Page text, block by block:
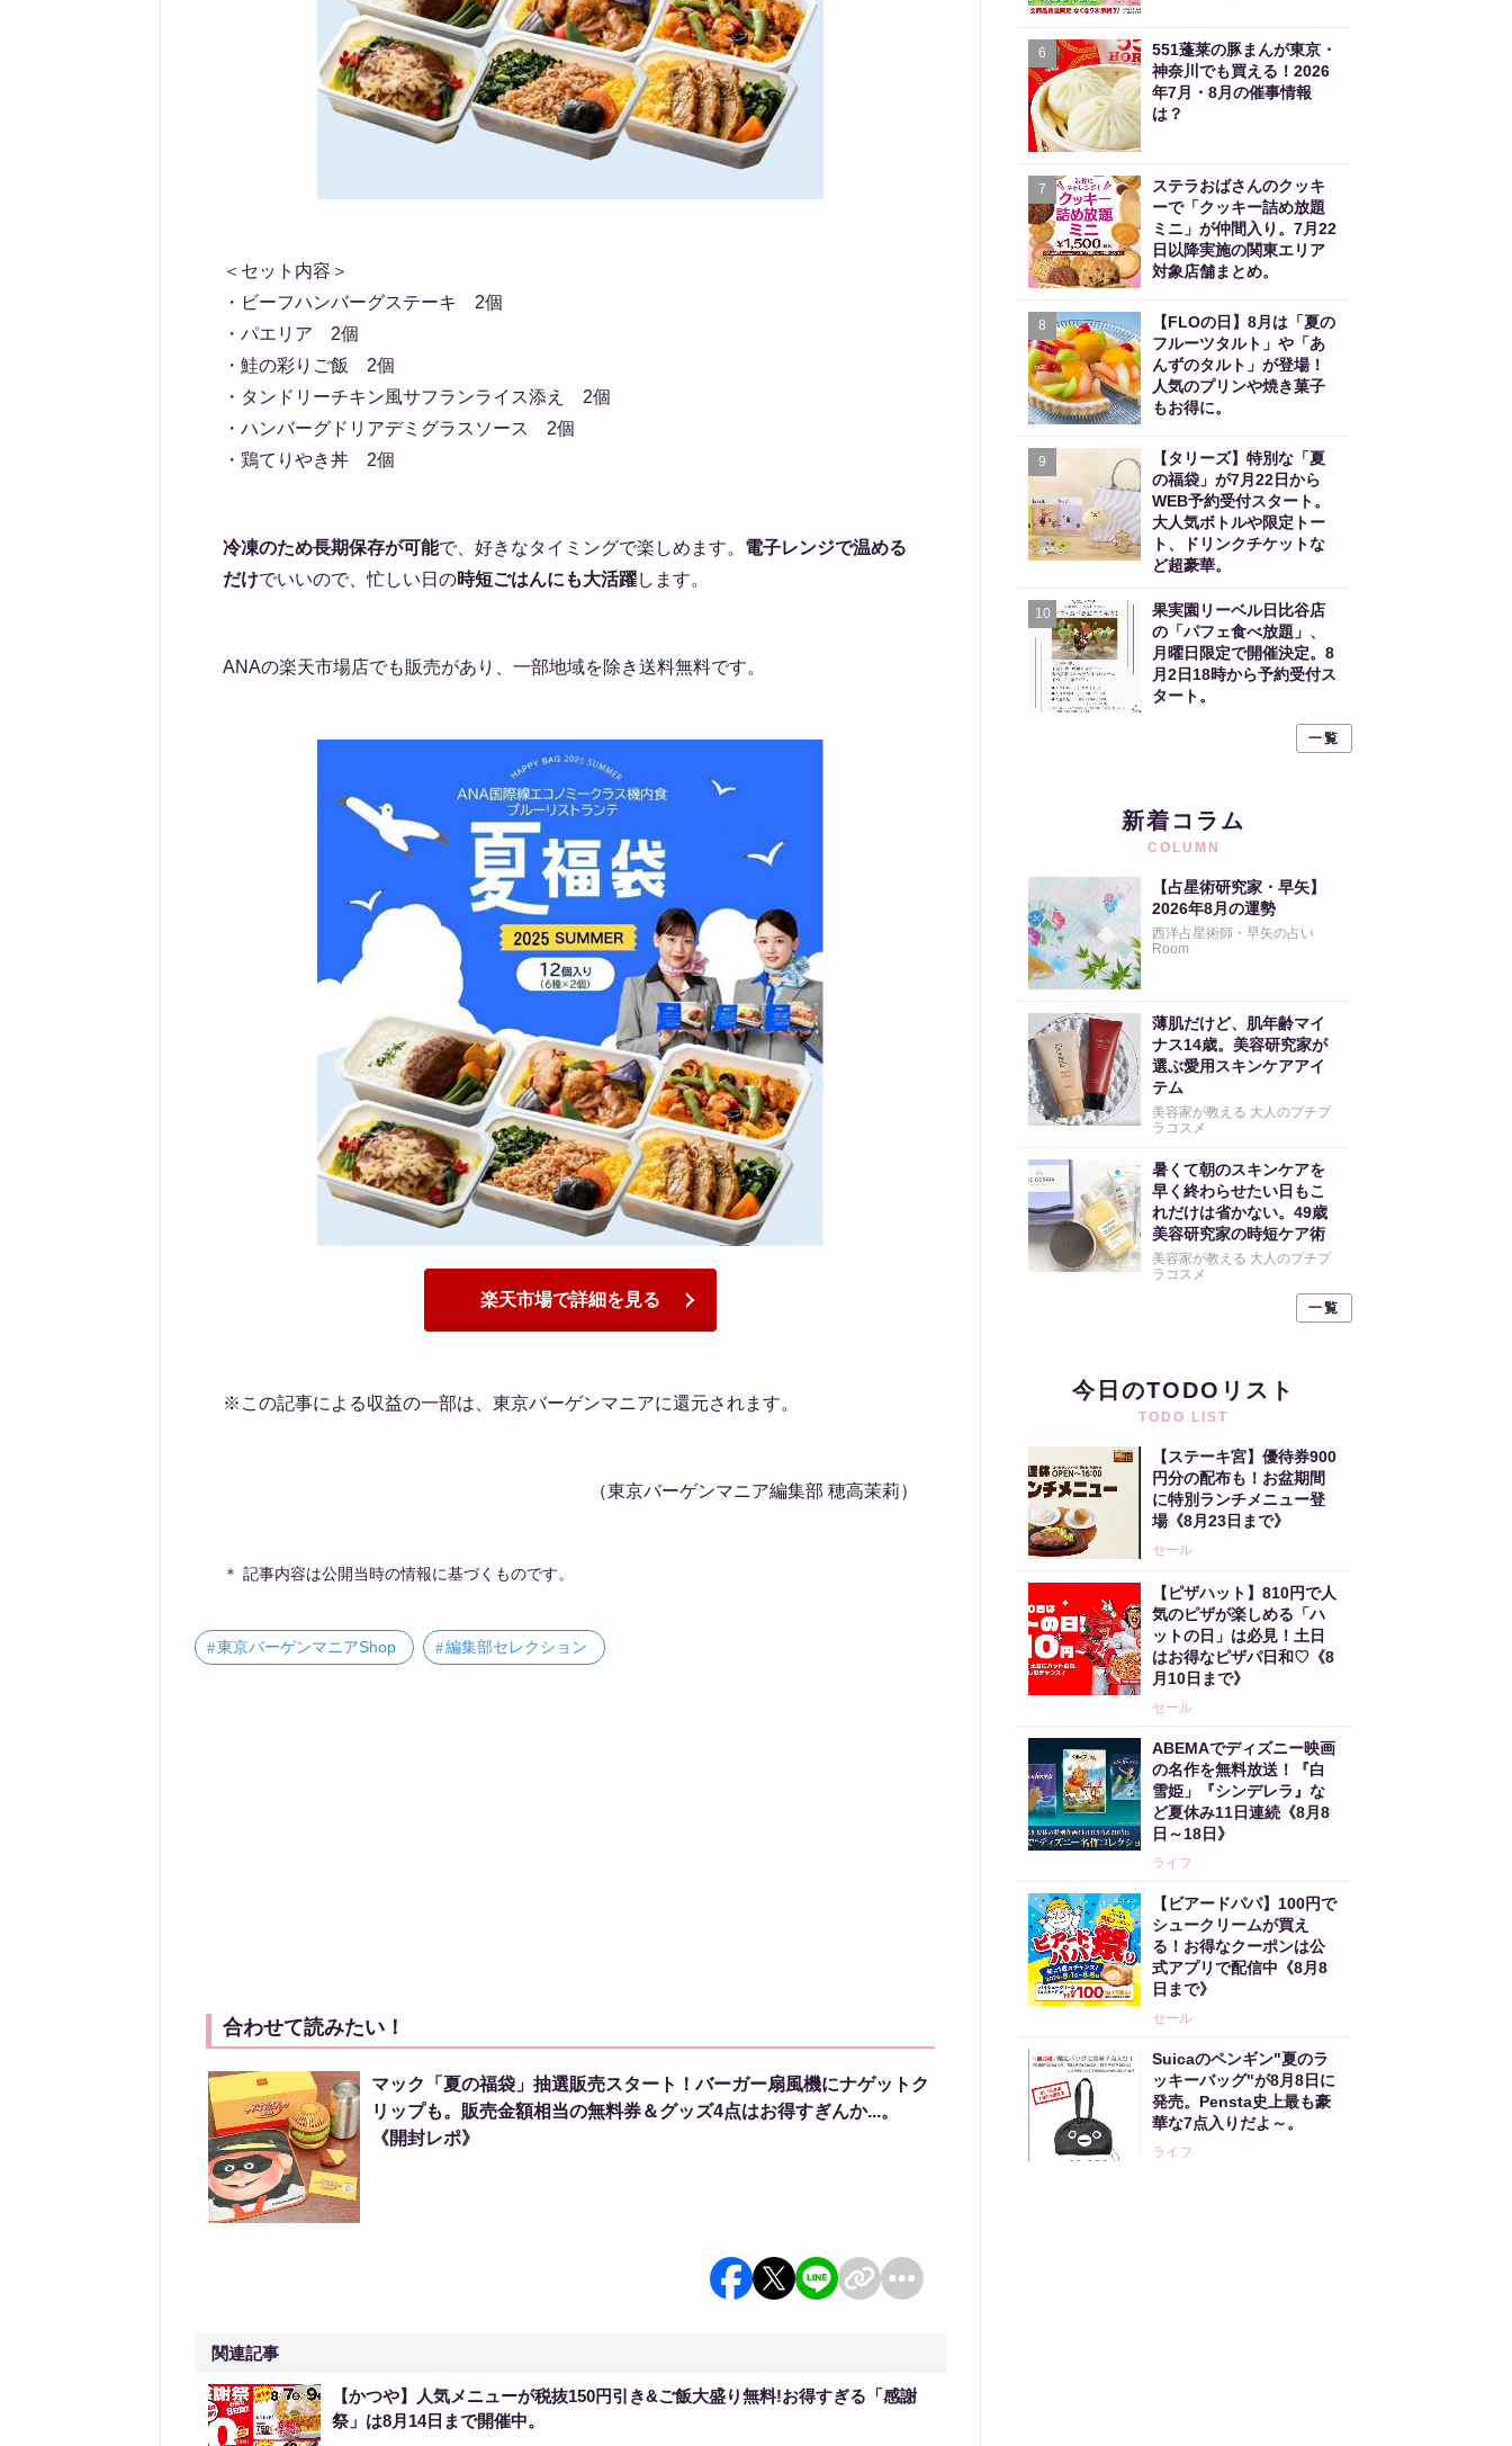
＜セット内容＞
・ビーフハンバーグステーキ 2個
・パエリア 2個
・鮭の彩りご飯 2個
・タンドリーチキン風サフランライス添え 2個
・ハンバーグドリアデミグラスソース 2個
・鶏てりやき丼 2個
冷凍のため長期保存が可能で、好きなタイミングで楽しめます。 電子レンジで温める
だけでいいので、忙しい日の時短ごはんにも大活躍します。
ANAの楽天市場店でも販売があり、一部地域を除き送料無料です。
楽天市場で詳細を見る
※この記事による収益の一部は、東京バーゲンマニアに還元されます。
（東京バーゲンマニア編集部 穂高茉莉）
＊ 記事内容は公開当時の情報に基づくものです。
東京バーゲンマニアShop 編集部セレクション
合わせて読みたい！
マック「夏の福袋」抽選販売スタート！バーガー扇風機にナゲットク
リップも。販売金額相当の無料券＆グッズ4点はお得すぎんか...。
《開封レポ》
関連記事
【かつや】人気メニューが税抜150円引き&ご飯大盛り無料!お得すぎる「感謝
祭」は8月14日まで開催中。
6
551蓬莱の豚まんが東京・
神奈川でも買える！2026
年7月・8月の催事情報
は？
7
ステラおばさんのクッキ
ーで「クッキー詰め放題
ミニ」が仲間入り。7月22
日以降実施の関東エリア
対象店舗まとめ。
8
【FLOの日】8月は「夏の
フルーツタルト」や「あ
んずのタルト」が登場！
人気のプリンや焼き菓子
もお得に。
9
【タリーズ】特別な「夏
の福袋」が7月22日から
WEB予約受付スタート。
大人気ボトルや限定トー
ト、ドリンクチケットな
ど超豪華。
10
果実園リーベル日比谷店
の「パフェ食べ放題」、
月曜日限定で開催決定。8
月2日18時から予約受付ス
タート。
一覧
新着コラム
COLUMN
【占星術研究家・早矢】
2026年8月の運勢
西洋占星術師・早矢の占い
Room
薄肌だけど、肌年齢マイ
ナス14歳。美容研究家が
選ぶ愛用スキンケアアイ
テム
美容家が教える 大人のプチプ
ラコスメ
暑くて朝のスキンケアを
早く終わらせたい日もこ
れだけは省かない。49歳
美容研究家の時短ケア術
美容家が教える 大人のプチプ
ラコスメ
一覧
今日のTODOリスト
TODO LIST
【ステーキ宮】優待券900
円分の配布も！お盆期間
に特別ランチメニュー登
場《8月23日まで》
セール
【ピザハット】810円で人
気のピザが楽しめる「ハ
ットの日」は必見！土日
はお得なピザパ日和♡《8
月10日まで》
セール
ABEMAでディズニー映画
の名作を無料放送！『白
雪姫」『シンデレラ』な
ど夏休み11日連続《8月8
日～18日》
ライフ
【ビアードパパ】100円で
シュークリームが買え
る！お得なクーポンは公
式アプリで配信中《8月8
日まで》
セール
Suicaのペンギン"夏のラ
ッキーバッグ"が8月8日に
発売。Pensta史上最も豪
華な7点入りだよ～。
ライフ